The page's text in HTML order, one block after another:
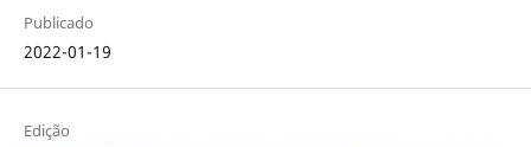
Publicado
2022-01-19
Edição